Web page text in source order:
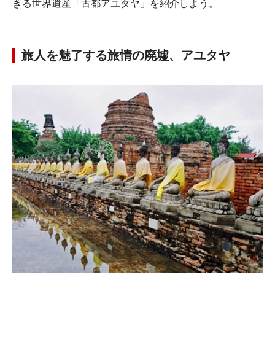
きる世界遺産「古都アユタヤ」を紹介しよう。
旅人を魅了する旅情の廃墟、アユタヤ